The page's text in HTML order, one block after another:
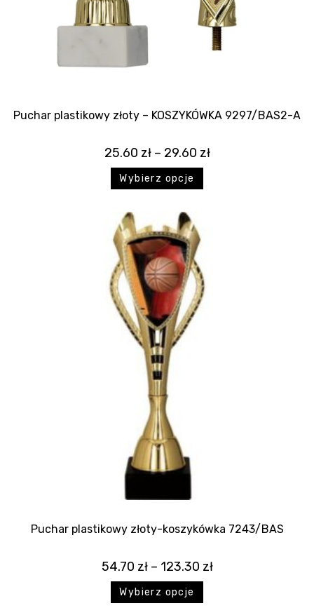
Puchar plastikowy złoty – KOSZYKÓWKA 9297/BAS2-A
25.60 zł – 29.60 zł
Wybierz opcje
Puchar plastikowy złoty-koszykówka 7243/BAS
54.70 zł – 123.30 zł
Wybierz opcje